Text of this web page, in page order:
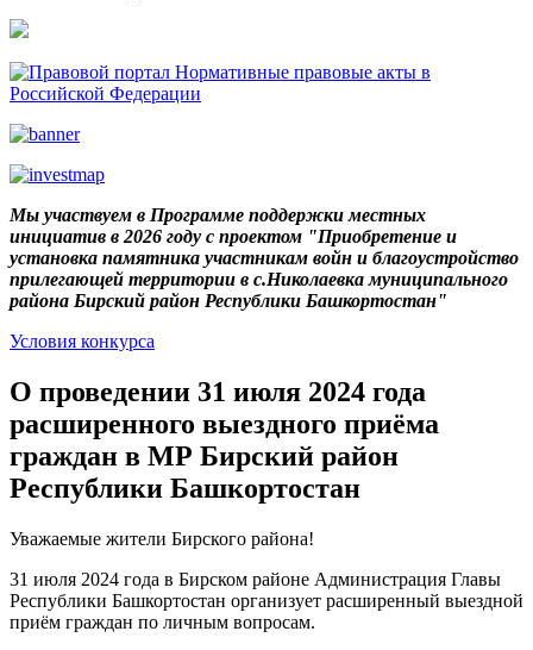
Мы участвуем в Программе поддержки местных
инициатив в 2026 году с проектом "Приобретение и
установка памятника участникам войн и благоустройство
прилегающей территории в с.Николаевка муниципального
района Бирский район Республики Башкортостан"
Условия конкурса
О проведении 31 июля 2024 года
расширенного выездного приёма
граждан в МР Бирский район
Республики Башкортостан
Уважаемые жители Бирского района!
31 июля 2024 года в Бирском районе Администрация Главы
Республики Башкортостан организует расширенный выездной
приём граждан по личным вопросам.